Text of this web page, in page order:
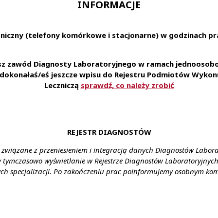
INFORMACJE
(telefony komórkowe i stacjonarne) w godzinach
zawód Diagnosty Laboratoryjnego w ramach
eś jeszcze wpisu do Rejestru Podmiotów
Leczniczą sprawdź, co należy zrobić
REJESTR DIAGNOSTÓW
z przeniesieniem i integracją danych Diagnostów
tymczasowo wyświetlanie w Rejestrze Diagnostów
specjalizacji. Po zakończeniu prac poinformujemy osobnym
manualne w pracy laboratoryjnej • dobra
na podstawie umowy o pracę • zniżki na
karty Multisport oraz ubezpieczenie na życie •
laboratorium pozwalającą na zapoznanie się i
z szerokim spectrum przypadków medycznych
do aplikowania za
FormTemplates/
Pułtusk, ul. Teofila Kwiatkowskiego 19
wyższe
zgodnie z ustawą